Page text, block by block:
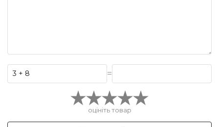
=
оцініть товар